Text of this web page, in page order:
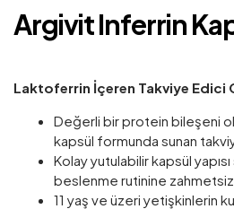
Argivit Inferrin
Laktoferrin İçeren Takviye Edici
Değerli bir protein bileşeni
kapsül formunda sunan
Kolay yutulabilir kapsül
beslenme rutinine
11 yaş ve üzeri yetişkinlerin